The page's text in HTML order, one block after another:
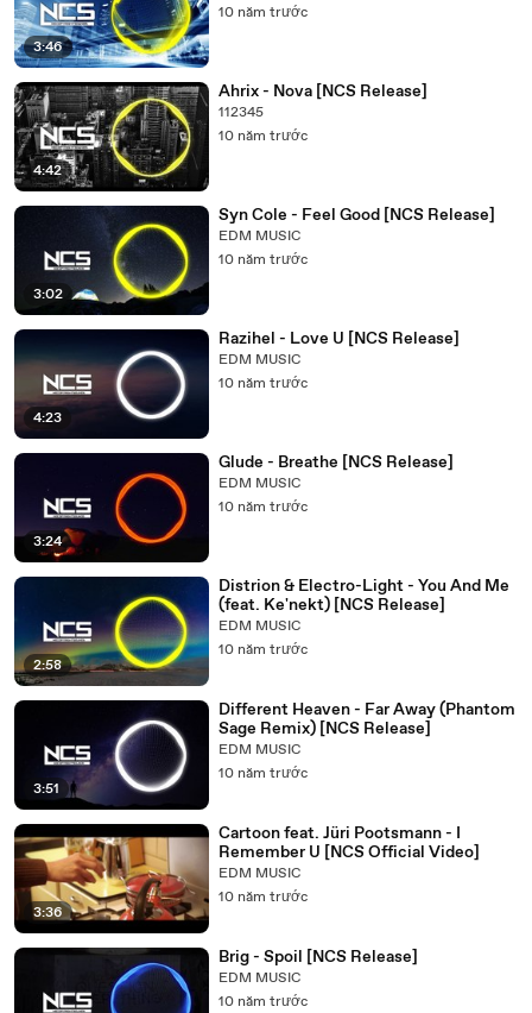
3:46
10 năm trước
4:42
Ahrix - Nova [NCS Release]
112345
10 năm trước
3:02
Syn Cole - Feel Good [NCS Release]
EDM MUSIC
10 năm trước
4:23
Razihel - Love U [NCS Release]
EDM MUSIC
10 năm trước
3:24
Glude - Breathe [NCS Release]
EDM MUSIC
10 năm trước
2:58
Distrion & Electro-Light - You And Me
(feat. Ke'nekt) [NCS Release]
EDM MUSIC
10 năm trước
3:51
Different Heaven - Far Away (Phantom
Sage Remix) [NCS Release]
EDM MUSIC
10 năm trước
3:36
Cartoon feat. Jüri Pootsmann - I
Remember U [NCS Official Video]
EDM MUSIC
10 năm trước
Brig - Spoil [NCS Release]
EDM MUSIC
10 năm trước